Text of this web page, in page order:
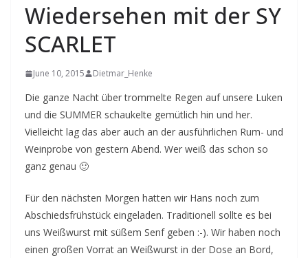
Wiedersehen mit der SY
SCARLET
June 10, 2015 Dietmar_Henke
Die ganze Nacht über trommelte Regen auf unsere Luken
und die SUMMER schaukelte gemütlich hin und her.
Vielleicht lag das aber auch an der ausführlichen Rum- und
Weinprobe von gestern Abend. Wer weiß das schon so
ganz genau 🙂
Für den nächsten Morgen hatten wir Hans noch zum
Abschiedsfrühstück eingeladen. Traditionell sollte es bei
uns Weißwurst mit süßem Senf geben :-). Wir haben noch
einen großen Vorrat an Weißwurst in der Dose an Bord,